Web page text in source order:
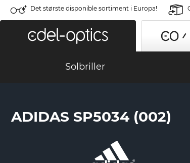
Det største disponible sortiment i Europa!
Solbriller
ADIDAS SP5034 (002)